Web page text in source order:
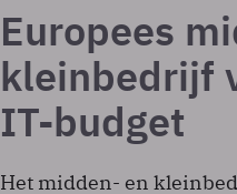
Europees
kleinbedrijf
IT-budget
Het midden- en